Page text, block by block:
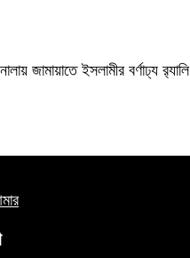
জামায়াতে ইসলামীর বর্ণাঢ্য র‍্যালি